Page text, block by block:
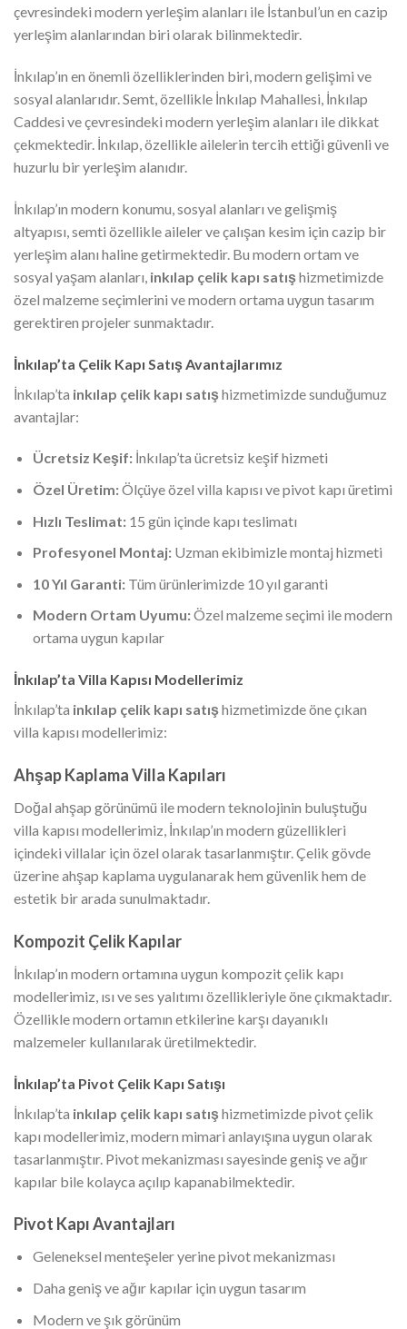
çevresindeki modern yerleşim alanları ile İstanbul’un en cazip
yerleşim alanlarından biri olarak bilinmektedir.
İnkılap’ın en önemli özelliklerinden biri, modern gelişimi ve
sosyal alanlarıdır. Semt, özellikle İnkılap Mahallesi, İnkılap
Caddesi ve çevresindeki modern yerleşim alanları ile dikkat
çekmektedir. İnkılap, özellikle ailelerin tercih ettiği güvenli ve
huzurlu bir yerleşim alanıdır.
İnkılap’ın modern konumu, sosyal alanları ve gelişmiş
altyapısı, semti özellikle aileler ve çalışan kesim için cazip bir
yerleşim alanı haline getirmektedir. Bu modern ortam ve
sosyal yaşam alanları, inkılap çelik kapı satışhizmetimizde
özel malzeme seçimlerini ve modern ortama uygun tasarım
gerektiren projeler sunmaktadır.
İnkılap’ta Çelik Kapı Satış Avantajlarımız
İnkılap’ta inkılap çelik kapı satışhizmetimizde sunduğumuz
avantajlar:
Ücretsiz Keşif:İnkılap’ta ücretsiz keşif hizmeti
Özel Üretim:Ölçüye özel villa kapısı ve pivot kapı üretimi
Hızlı Teslimat:15 gün içinde kapı teslimatı
Profesyonel Montaj:Uzman ekibimizle montaj hizmeti
10 Yıl Garanti:Tüm ürünlerimizde 10 yıl garanti
Modern Ortam Uyumu:Özel malzeme seçimi ile modern
ortama uygun kapılar
İnkılap’ta Villa Kapısı Modellerimiz
İnkılap’ta inkılap çelik kapı satışhizmetimizde öne çıkan
villa kapısı modellerimiz:
Ahşap Kaplama Villa Kapıları
Doğal ahşap görünümü ile modern teknolojinin buluştuğu
villa kapısı modellerimiz, İnkılap’ın modern güzellikleri
içindeki villalar için özel olarak tasarlanmıştır. Çelik gövde
üzerine ahşap kaplama uygulanarak hem güvenlik hem de
estetik bir arada sunulmaktadır.
Kompozit Çelik Kapılar
İnkılap’ın modern ortamına uygun kompozit çelik kapı
modellerimiz, ısı ve ses yalıtımı özellikleriyle öne çıkmaktadır.
Özellikle modern ortamın etkilerine karşı dayanıklı
malzemeler kullanılarak üretilmektedir.
İnkılap’ta Pivot Çelik Kapı Satışı
İnkılap’ta inkılap çelik kapı satışhizmetimizde pivot çelik
kapı modellerimiz, modern mimari anlayışına uygun olarak
tasarlanmıştır. Pivot mekanizması sayesinde geniş ve ağır
kapılar bile kolayca açılıp kapanabilmektedir.
Pivot Kapı Avantajları
Geleneksel menteşeler yerine pivot mekanizması
Daha geniş ve ağır kapılar için uygun tasarım
Modern ve şık görünüm